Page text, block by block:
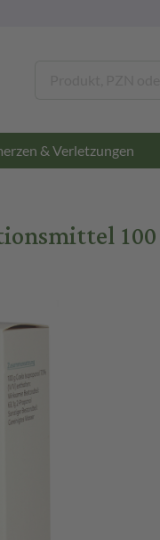
& Verletzungen